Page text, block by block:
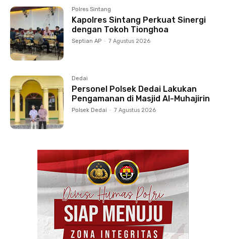
Polres Sintang
Kapolres Sintang Perkuat Sinergi
dengan Tokoh Tionghoa
Septian AP - 7 Agustus 2026
Dedai
Personel Polsek Dedai Lakukan
Pengamanan di Masjid Al-Muhajirin
Polsek Dedai - 7 Agustus 2026